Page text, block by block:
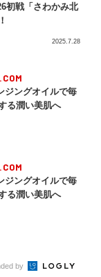
初戦「さわかみ北
2025.7.28
ジングオイルで毎
る潤い美肌へ
ジングオイルで毎
る潤い美肌へ
by